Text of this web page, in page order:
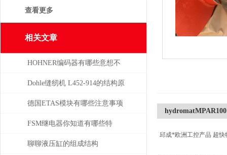
查看更多
相关文章
HOHNER编码器有哪些意想不
到的应用
Dohle缝纫机 L452-914的结构原
理分析
德国ETAS模块有哪些注意事项
FSM继电器你知道有哪些特
点？
聊聊液压缸的组成结构
邱成*欧洲工控产品 超